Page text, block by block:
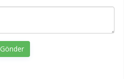
Gönder